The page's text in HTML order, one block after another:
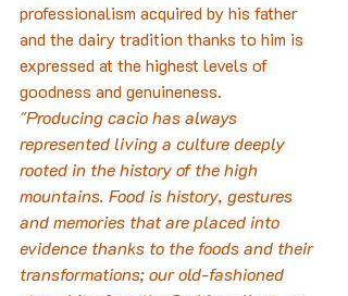
professionalism acquired by his father
and the dairy tradition thanks to him is
expressed at the highest levels of
goodness and genuineness.
"Producing cacio has always
represented living a culture deeply
rooted in the history of the high
mountains. Food is history, gestures
and memories that are placed into
evidence thanks to the foods and their
transformations; our old-fashioned